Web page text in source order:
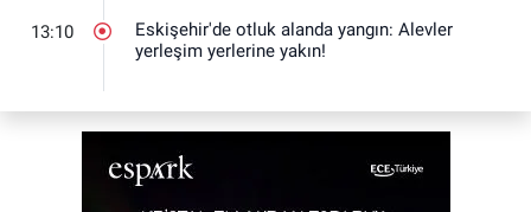
13:10
Eskişehir'de otluk alanda yangın: Alevler
yerleşim yerlerine yakın!